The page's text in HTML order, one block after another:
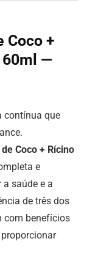
Coco +
60ml —
contínua que
Coco + Rícino
e
saúde e a
de três dos
com benefícios